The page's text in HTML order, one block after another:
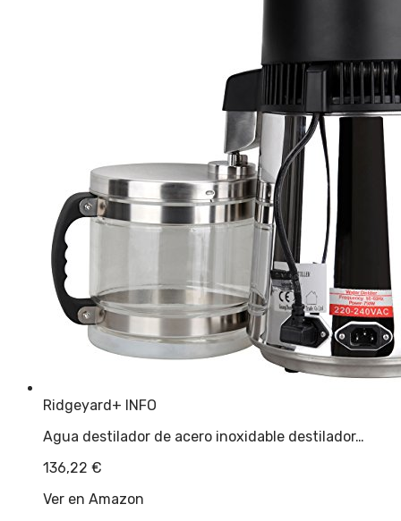
Ridgeyard+ INFO
Agua destilador de acero inoxidable destilador…
136,22 €
Ver en Amazon